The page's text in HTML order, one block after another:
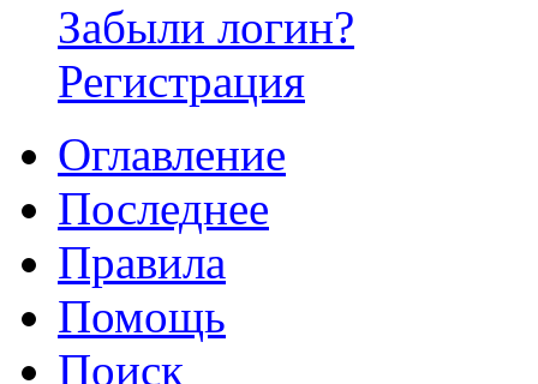
Забыли логин?
Регистрация
Оглавление
Последнее
Правила
Помощь
Поиск